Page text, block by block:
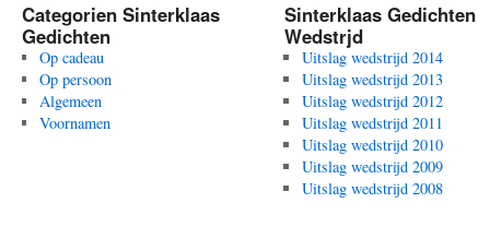
Categorien Sinterklaas
Gedichten
Op cadeau
Op persoon
Algemeen
Voornamen
Sinterklaas Gedichten
Wedstrjd
Uitslag wedstrijd 2014
Uitslag wedstrijd 2013
Uitslag wedstrijd 2012
Uitslag wedstrijd 2011
Uitslag wedstrijd 2010
Uitslag wedstrijd 2009
Uitslag wedstrijd 2008